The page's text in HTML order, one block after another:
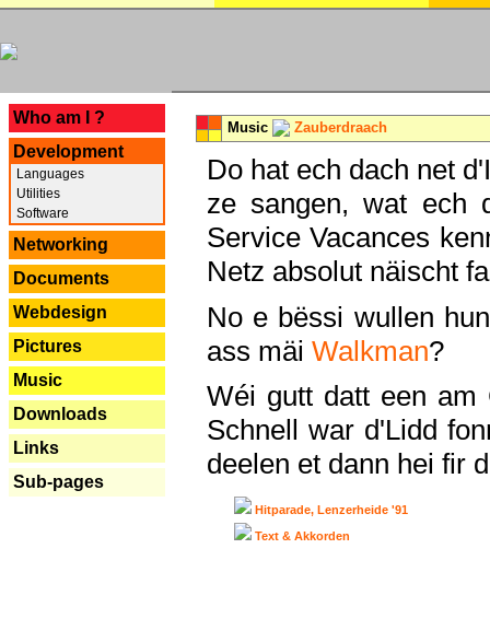
Who am I ?
Development
Languages
Utilities
Software
Networking
Documents
Webdesign
Pictures
Music
Downloads
Links
Sub-pages
Music Zauberdraach
Do hat ech dach net
ze sangen, wat ech
Service Vacances
Netz absolut näischt
No e bëssi wullen
ass mäi Walkman?
Wéi gutt datt een am
Schnell war d'Lidd
deelen et dann hei fir
Hitparade, Lenzerheide '91
Text & Akkorden